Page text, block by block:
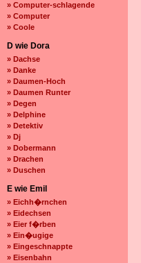
» Computer-schlagende
» Computer
» Coole
D wie Dora
» Dachse
» Danke
» Daumen-Hoch
» Daumen Runter
» Degen
» Delphine
» Detektiv
» Dj
» Dobermann
» Drachen
» Duschen
E wie Emil
» Eichh�rnchen
» Eidechsen
» Eier f�rben
» Ein�ugige
» Eingeschnappte
» Eisenbahn